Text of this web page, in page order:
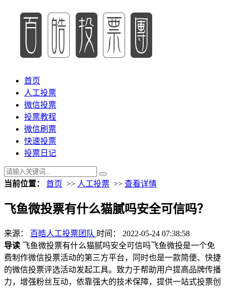
首页
人工投票
微信投票
投票教程
微信刷票
快速投票
投票日记
当前位置： 首页 >> 人工投票 >> 查看详情
飞鱼微投票有什么猫腻吗安全可信吗？
来源： 百皓人工投票团队 时间： 2022-05-24 07:38:58
导读 飞鱼微投票有什么猫腻吗安全可信吗飞鱼微投是一个免
费制作微信投票活动的第三方平台，同时也是一款简便、快捷
的微信投票评选活动发起工具。致力于帮助用户提高品牌传播
力，增强粉丝互动，依靠强大的技术保障，提供一站式投票创